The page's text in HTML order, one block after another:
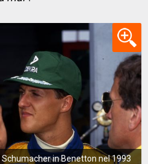
in Benetton nel 1993